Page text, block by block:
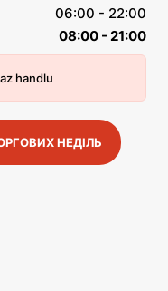
06:00 - 22:00
08:00 - 21:00
handlu
НЕДІЛЬ